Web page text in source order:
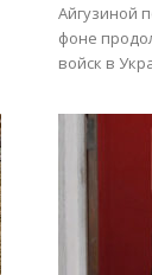
Айгузиной
фоне
войск в